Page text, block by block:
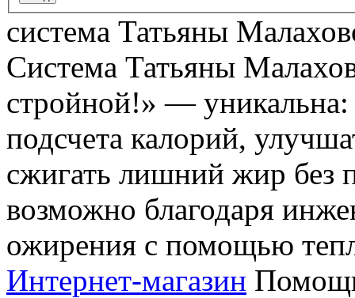
система Татьяны
Система Татьяны
стройной!» — уникальна:
подсчета калорий,
сжигать лишний жир без
возможно благодаря
ожирения с помощью
Интернет-магазин